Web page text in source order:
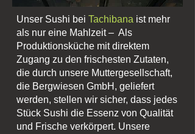
Unser Sushi bei Tachibana ist mehr
als nur eine Mahlzeit – Als
Produktionsküche mit direktem
Zugang zu den frischesten Zutaten,
die durch unsere Muttergesellschaft,
die Bergwiesen GmbH, geliefert
werden, stellen wir sicher, dass jedes
Stück Sushi die Essenz von Qualität
und Frische verkörpert. Unsere